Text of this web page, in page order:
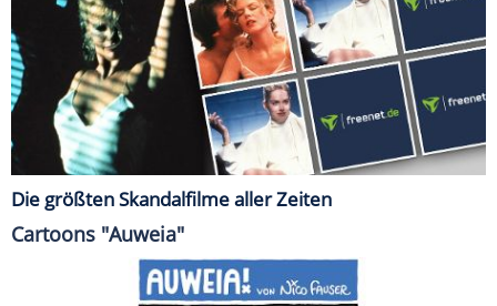
Die größten Skandalfilme aller Zeiten
Cartoons "Auweia"